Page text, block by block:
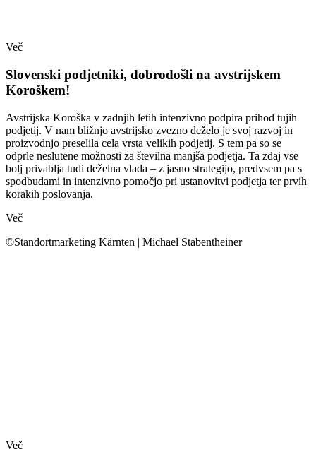
Več
Slovenski podjetniki, dobrodošli na avstrijskem
Koroškem!
Avstrijska Koroška v zadnjih letih intenzivno podpira prihod tujih
podjetij. V nam bližnjo avstrijsko zvezno deželo je svoj razvoj in
proizvodnjo preselila cela vrsta velikih podjetij. S tem pa so se
odprle neslutene možnosti za številna manjša podjetja. Ta zdaj vse
bolj privablja tudi deželna vlada – z jasno strategijo, predvsem pa s
spodbudami in intenzivno pomočjo pri ustanovitvi podjetja ter prvih
korakih poslovanja.
Več
©Standortmarketing Kärnten | Michael Stabentheiner
Več